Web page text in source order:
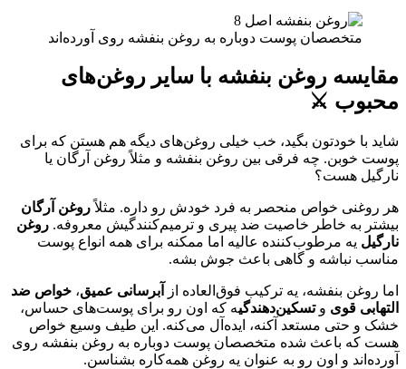
متخصصان پوست دوباره به روغن بنفشه روی آورده‌اند
مقایسه روغن بنفشه با سایر روغن‌های
محبوب ⚔️
شاید با خودتون بگید، خب خیلی روغن‌های دیگه هم هستن که برای
پوست خوبن. چه فرقی بین روغن بنفشه و مثلاً روغن آرگان یا
نارگیل هست؟
هر روغنی خواص منحصر به فرد خودش رو داره. مثلاًروغن آرگان
بیشتر به خاطر خاصیت ضد پیری و ترمیم‌کنندگیش معروفه. روغن
نارگیل یه مرطوب‌کننده عالیه اما ممکنه برای همه انواع پوست
مناسب نباشه و گاهی باعث جوش بشه.
اما روغن بنفشه، یه ترکیب فوق‌العاده از آبرسانی عمیق، خواص ضد
التهابی قوی وتسکین‌دهندگیه که اون رو برای پوست‌های حساس،
خشک و حتی مستعد آکنه، ایده‌آل می‌کنه. این طیف وسیع خواص
هست که باعث شده متخصصان پوست دوباره به روغن بنفشه روی
آورده‌اند و اون رو به عنوان یه روغن همه‌کاره بشناسن.